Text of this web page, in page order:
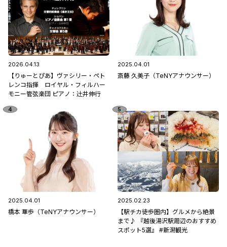
2026.04.13
【りゅーとぴあ】ヴァシリー・ペト
レンコ指揮 ロイヤル・フィルハー
モニー管弦楽団 ピアノ：辻󠄀井伸行
2025.04.01
斎藤 久美子（TeNYアナウンサー）
2025.04.01
橋本 華歩（TeNYアナウンサー）
2025.02.23
【駅チカ徒歩圏内】グルメから絶景
まで♪ 『越後湯沢駅周辺のおすすめ
スポット5選』 #新潟観光